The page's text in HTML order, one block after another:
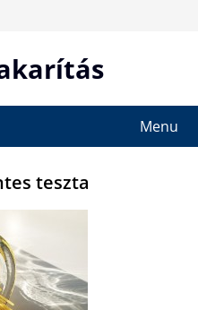
Menu
teszta